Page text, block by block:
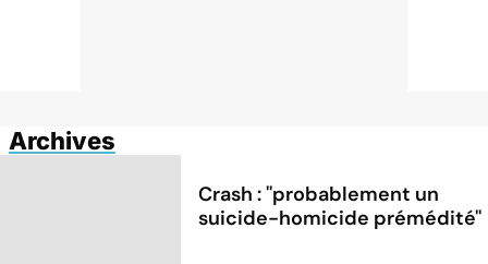
Archives
Crash : ''probablement un
suicide-homicide prémédité''